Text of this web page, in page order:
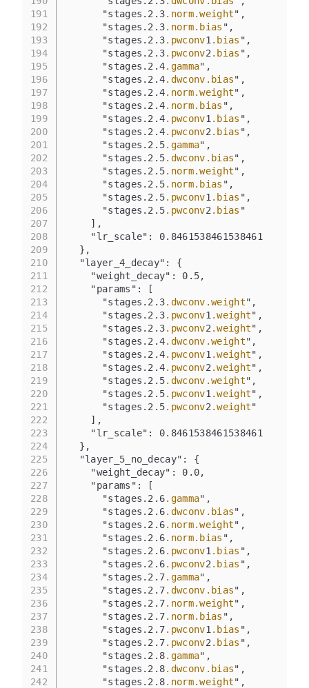
191
192
193
194
195
196
197
198
199
200
201
202
203
204
205
206
207
208
209
210
211
212
213
214
215
216
217
218
219
220
221
222
223
224
225
226
227
228
229
230
231
232
233
234
235
236
237
238
239
240
241
242
      "stages.2.3
.norm.weight",
      "stages.2.3
.norm.bias ",
      "stages.2.3
.pwconv1 .bias ",
      "stages.2.3
.pwconv2 .bias ",
      "stages.2.4
.gamma",
      "stages.2.4
.dwconv .bias",
      "stages.2.4
.norm.weight",
      "stages.2.4
.norm.bias ",
      "stages.2.4
.pwconv1 .bias ",
      "stages.2.4
.pwconv2 .bias ",
      "stages.2.5
.gamma",
      "stages.2.5
.dwconv .bias",
      "stages.2.5
.norm.weight",
      "stages.2.5
.norm.bias ",
      "stages.2.5
.pwconv1 .bias ",
      "stages.2.5
.pwconv2 .bias "
    ],
    "lr_scale": 0.8461538461538461
  },
  "layer_4_decay": {
    "weight_decay": 0.5,
    "params": [
      "stages.2.3
.dwconv .weight",
      "stages.2.3
.pwconv1 .weight",
      "stages.2.3
.pwconv2 .weight",
      "stages.2.4
.dwconv .weight",
      "stages.2.4
.pwconv1 .weight",
      "stages.2.4
.pwconv2 .weight",
      "stages.2.5
.dwconv .weight",
      "stages.2.5
.pwconv1 .weight",
      "stages.2.5
.pwconv2 .weight"
    ],
    "lr_scale": 0.8461538461538461
  },
  "layer_5_no_decay": {
    "weight_decay": 0.0,
    "params": [
      "stages.2.6
.gamma",
      "stages.2.6
.dwconv .bias",
      "stages.2.6
.norm.weight",
      "stages.2.6
.norm.bias ",
      "stages.2.6
.pwconv1 .bias ",
      "stages.2.6
.pwconv2 .bias ",
      "stages.2.7
.gamma",
      "stages.2.7
.dwconv .bias",
      "stages.2.7
.norm.weight",
      "stages.2.7
.norm.bias ",
      "stages.2.7
.pwconv1 .bias ",
      "stages.2.7
.pwconv2 .bias ",
      "stages.2.8
.gamma",
      "stages.2.8
.dwconv .bias",
      "stages.2.8
.norm.weight",